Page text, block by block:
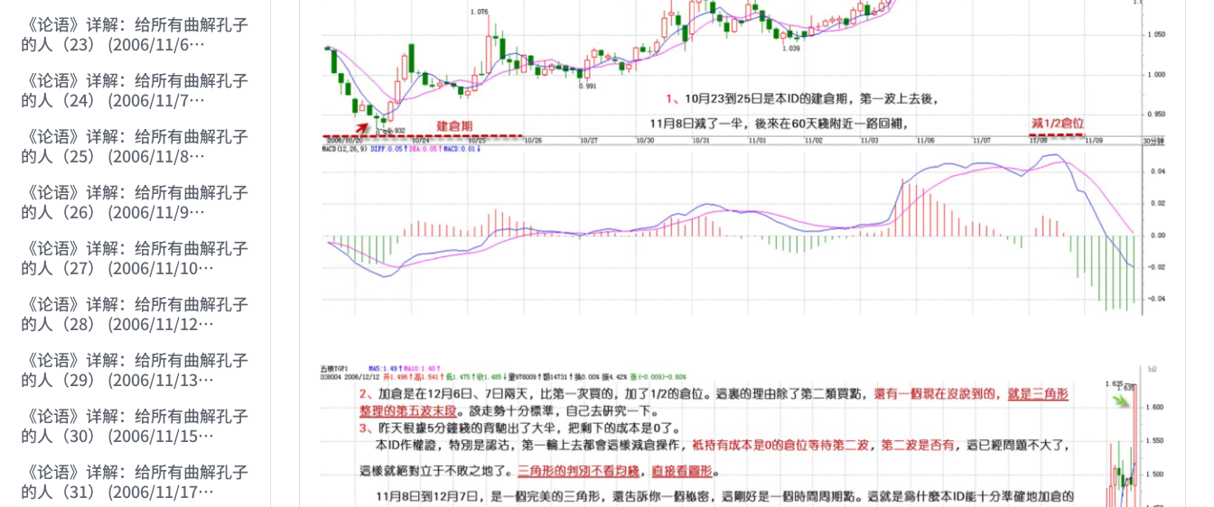
《论语》详解：给所有曲解孔子
的人（23） (2006/11/6
《论语》详解：给所有曲解孔子
的人（24） (2006/11/7
《论语》详解：给所有曲解孔子
的人（25） (2006/11/8
《论语》详解：给所有曲解孔子
的人（26） (2006/11/9
《论语》详解：给所有曲解孔子
的人（27） (2006/11/10
《论语》详解：给所有曲解孔子
的人（28） (2006/11/12
《论语》详解：给所有曲解孔子
的人（29） (2006/11/13
《论语》详解：给所有曲解孔子
的人（30） (2006/11/15
《论语》详解：给所有曲解孔子
的人（31） (2006/11/17